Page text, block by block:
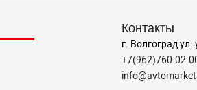
Контакты
г. Волгоград
+7(962)760-02-